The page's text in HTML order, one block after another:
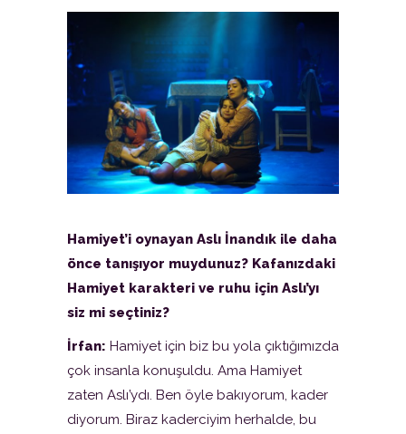
Hamiyet’i oynayan Aslı İnandık ile daha
önce tanışıyor muydunuz? Kafanızdaki
Hamiyet karakteri ve ruhu için Aslı’yı
siz mi seçtiniz?
İrfan: Hamiyet için biz bu yola çıktığımızda
çok insanla konuşuldu. Ama Hamiyet
zaten Aslı’ydı. Ben öyle bakıyorum, kader
diyorum. Biraz kaderciyim herhalde, bu